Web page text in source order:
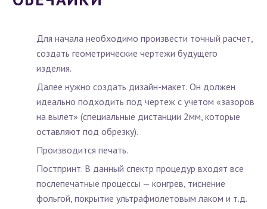
Для начала необходимо произвести точный расчет,
создать геометрические чертежи будущего
изделия.
Далее нужно создать дизайн-макет. Он должен
идеально подходить под чертеж с учетом «зазоров
на вылет» (специальные дистанции 2мм, которые
оставляют под обрезку).
Производится печать.
Постпринт. В данный спектр процедур входят все
послепечатные процессы — конгрев, тиснение
фольгой, покрытие ультрафиолетовым лаком и т.д.